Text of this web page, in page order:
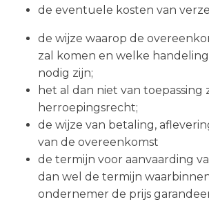
de eventuele kosten van
de wijze waarop de
zal komen en welke
nodig zijn;
het al dan niet van toepassing
herroepingsrecht;
de wijze van betaling,
van de overeenkomst
de termijn voor aanvaarding
dan wel de termijn
ondernemer de prijs